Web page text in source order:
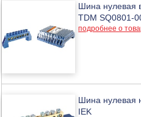
Шина нулевая
TDM SQ0801-
подробнее о
Шина нулевая
IEK